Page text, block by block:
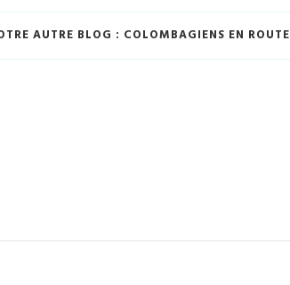
AUTRE BLOG : COLOMBAGIENS EN ROUTE